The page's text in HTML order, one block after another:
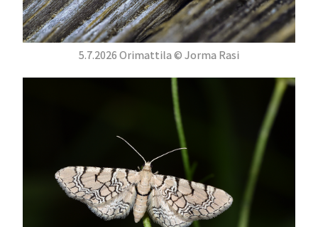
5.7.2026 Orimattila © Jorma Rasi